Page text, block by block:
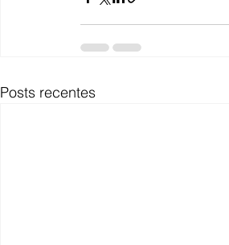
Posts recentes